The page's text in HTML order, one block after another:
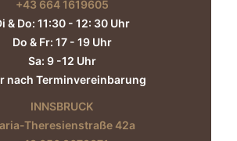
+43 664 1619605‬
& Do: 11:30 - 12: 30 Uhr
Do & Fr: 17 - 19 Uhr
Sa: 9 -12 Uhr
nach Terminvereinbarung
INNSBRUCK
Theresienstraße 42a